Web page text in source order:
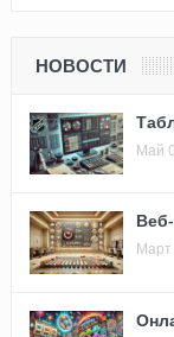
НОВОСТИ
Май
Март